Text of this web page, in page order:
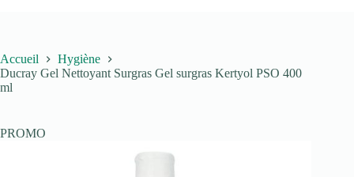
Accueil
Hygiène
Ducray Gel Nettoyant Surgras Gel surgras Kertyol PSO 400
ml
PROMO